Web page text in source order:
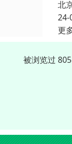
北
24-
更
被浏览过